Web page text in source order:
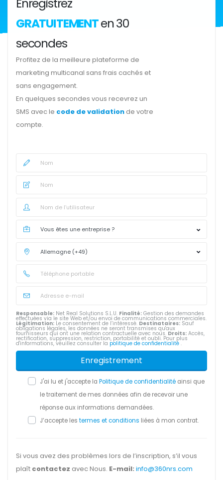
GRATUITEMENTen 30
secondes
Profitez de la meilleure plateforme de
marketing multicanal sans frais cachés et
sans engagement.
En quelques secondes vous recevrez un
SMS avec le code de validation de votre
compte.
Responsable: Net Real Solutions S.L.U. Finalité: Gestion des demandes
effectuées via le site Web et/ou envoi de communications commerciales.
Légitimation: Le consentement de l’intéressé. Destinataires: Sauf
obligations légales, les données ne seront transmises qu'aux
fournisseurs qui ont une relation contractuelle avec nous. Droits: Accès,
rectification, suppression, restriction, portabilité et oubli. Pour plus
d'informations, veuillez consulter la politique de confidentialité .
Enregistrement
J'ai lu et j'accepte la Politique de confidentialité ainsi que
le traitement de mes données afin de recevoir une
réponse aux informations demandées.
J’accepte les termes et conditions liées à mon contrat.
Si vous avez des problèmes lors de l’inscription, s’il vous
plaît contactez avec Nous. E-mail: info@360nrs.com